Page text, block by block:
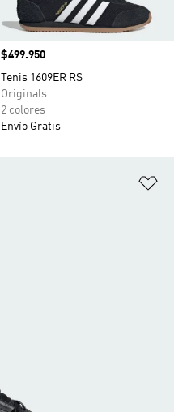
Precio
$499.950
Tenis 1609ER RS
Originals
2 colores
Envío Gratis